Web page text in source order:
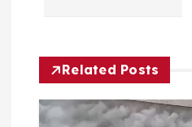
v
Related Posts